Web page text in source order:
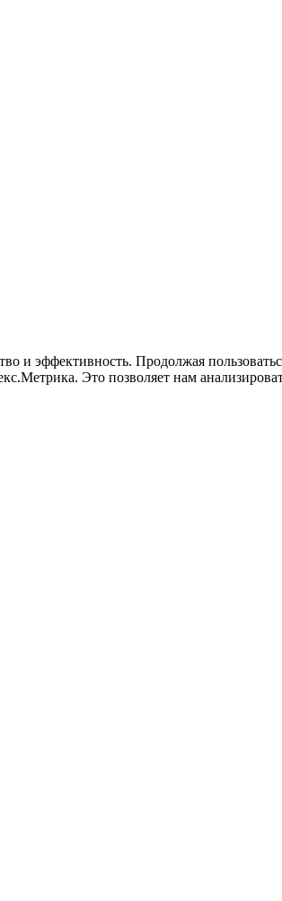
и эффективность. Продолжая
Это позволяет нам